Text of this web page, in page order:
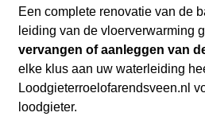
Een complete renovatie van de
leiding van de vloerverwarming
vervangen of aanleggen van
elke klus aan uw waterleiding
Loodgieterroelofarendsveen.nl​​​​​​​
loodgieter.